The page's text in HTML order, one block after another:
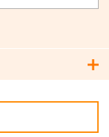
【有償特典】アクリル
カップルはまだ付き合
1,650円（税込）